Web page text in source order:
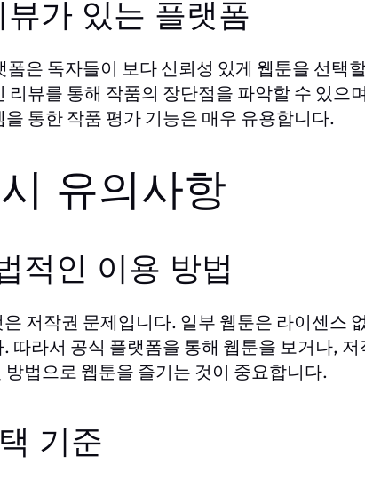
가 있는 플랫폼
은 독자들이 보다 신뢰성 있게 웹툰을 선택
뷰를 통해 작품의 장단점을 파악할 수 있으
통한 작품 평가 기능은 매우 유용합니다.
유의사항
적인 이용 방법
저작권 문제입니다. 일부 웹툰은 라이센스
따라서 공식 플랫폼을 통해 웹툰을 보거나,
법으로 웹툰을 즐기는 것이 중요합니다.
기준